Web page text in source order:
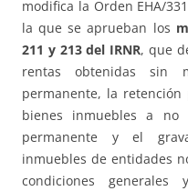
modifica la Orden EHA/
la que se aprueban los
211 y 213 del IRNR, que
rentas obtenidas sin
permanente, la
bienes inmuebles a no
permanente y el
inmuebles de entidades
condiciones